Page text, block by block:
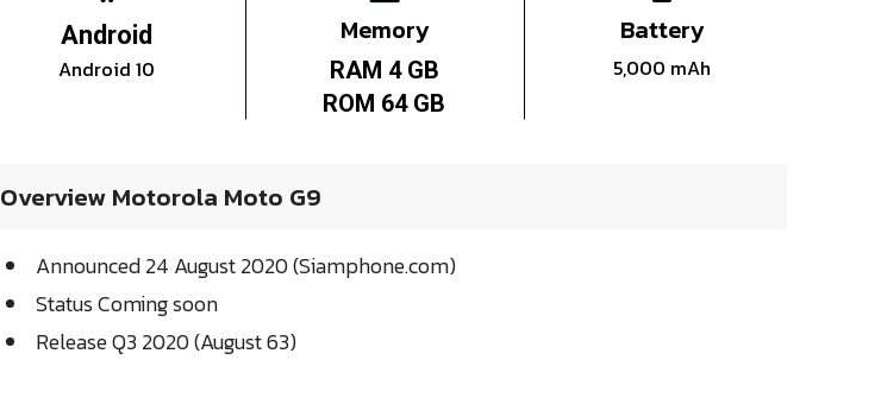
Android
Android 10
Memory
RAM 4 GB
ROM 64 GB
Battery
5,000 mAh
Overview Motorola Moto G9
Announced 24 August 2020 (Siamphone.com)
Status Coming soon
Release Q3 2020 (August 63)